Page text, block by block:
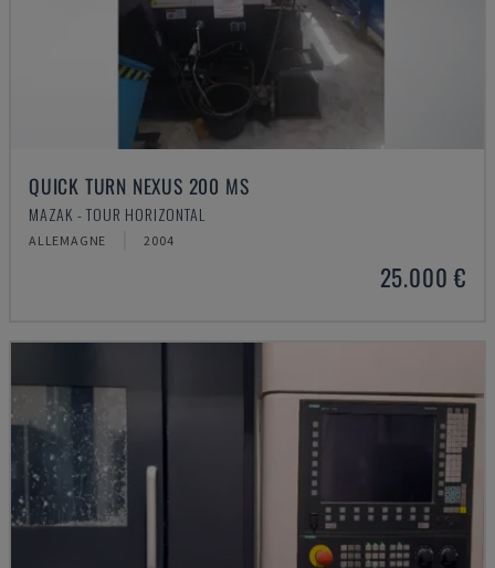
QUICK TURN NEXUS 200 MS
MAZAK - TOUR HORIZONTAL
ALLEMAGNE 2004
25.000 €